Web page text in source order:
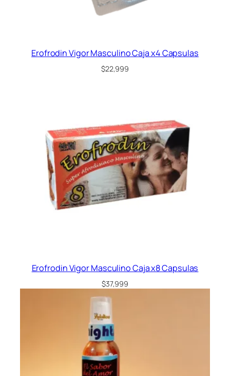
Erofrodin Vigor Masculino Caja x4 Capsulas
$22,999
Erofrodin Vigor Masculino Caja x8 Capsulas
$37,999